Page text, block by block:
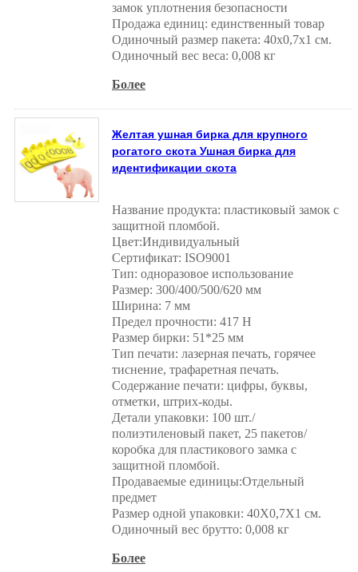
замок уплотнения безопасности
Продажа единиц: единственный товар
Одиночный размер пакета: 40x0,7x1 см.
Одиночный вес веса: 0,008 кг
Более
Желтая ушная бирка для крупного
рогатого скота Ушная бирка для
идентификации скота
Название продукта: пластиковый замок с
защитной пломбой.
Цвет:Индивидуальный
Сертификат: ISO9001
Тип: одноразовое использование
Размер: 300/400/500/620 мм
Ширина: 7 мм
Предел прочности: 417 Н
Размер бирки: 51*25 мм
Тип печати: лазерная печать, горячее
тиснение, трафаретная печать.
Содержание печати: цифры, буквы,
отметки, штрих-коды.
Детали упаковки: 100 шт./
полиэтиленовый пакет, 25 пакетов/
коробка для пластикового замка с
защитной пломбой.
Продаваемые единицы:Отдельный
предмет
Размер одной упаковки: 40X0,7X1 см.
Одиночный вес брутто: 0,008 кг
Более